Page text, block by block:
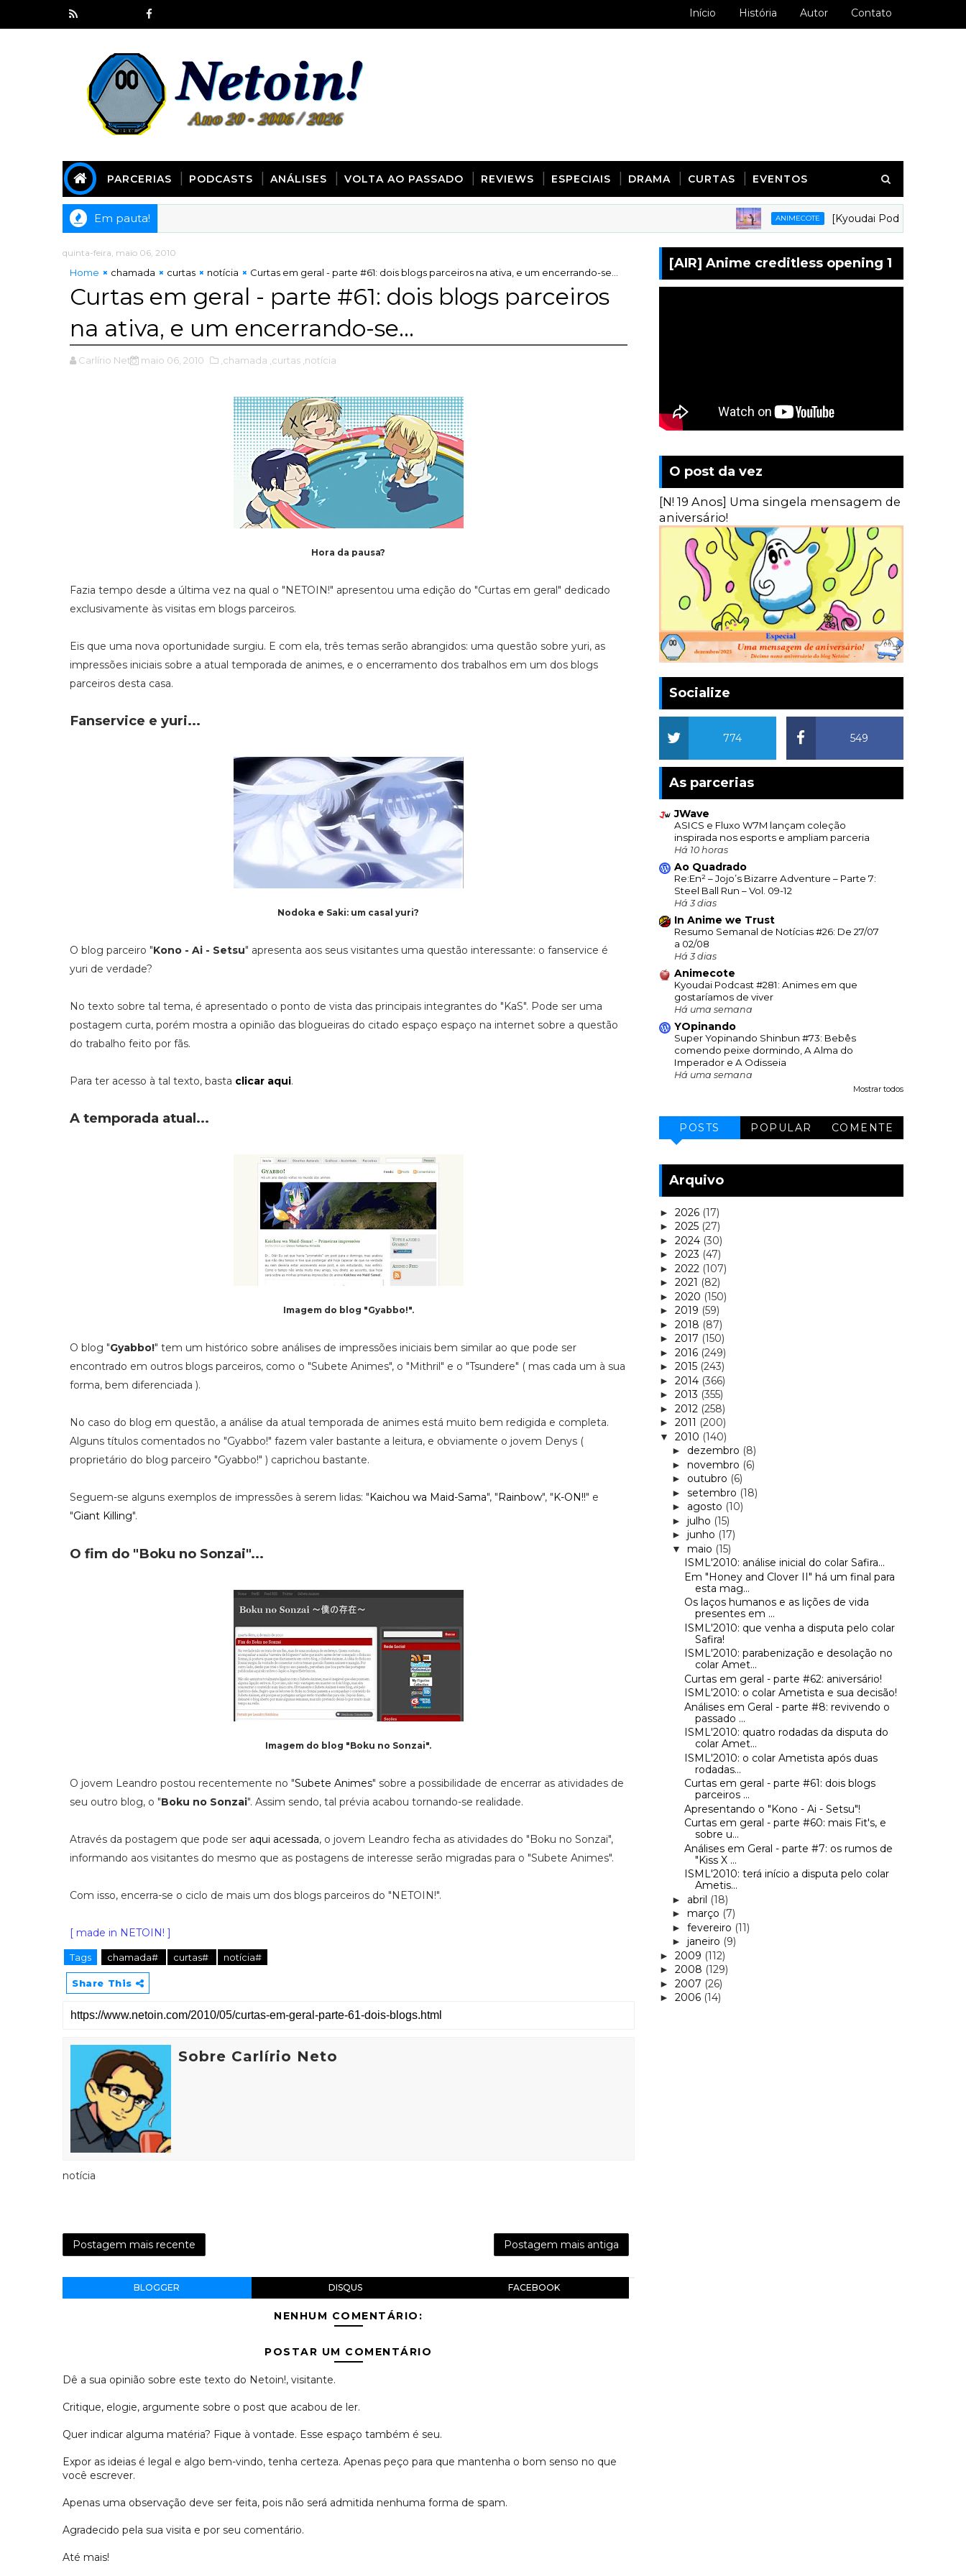
Início História Autor Contato
PARCERIAS PODCASTS ANÁLISES VOLTA AO PASSADO REVIEWS ESPECIAIS DRAMA CURTAS EVENTOS
Em pauta! ANIMECOTE [Kyoudai Podcast 281] Animes
quinta-feira, maio 06, 2010
Home chamada curtas notícia Curtas em geral - parte #61: dois blogs parceiros na ativa, e um encerrando-se...
Curtas em geral - parte #61: dois blogs parceiros
na ativa, e um encerrando-se...
Carlírio Neto maio 06, 2010 ,chamada ,curtas ,notícia
Hora da pausa?
Fazia tempo desde a última vez na qual o "NETOIN!" apresentou uma edição do "Curtas em geral" dedicado
exclusivamente às visitas em blogs parceiros.
Eis que uma nova oportunidade surgiu. E com ela, três temas serão abrangidos: uma questão sobre yuri, as
impressões iniciais sobre a atual temporada de animes, e o encerramento dos trabalhos em um dos blogs
parceiros desta casa.
Fanservice e yuri...
Nodoka e Saki: um casal yuri?
O blog parceiro "Kono - Ai - Setsu" apresenta aos seus visitantes uma questão interessante: o fanservice é
yuri de verdade?
No texto sobre tal tema, é apresentado o ponto de vista das principais integrantes do "KaS". Pode ser uma
postagem curta, porém mostra a opinião das blogueiras do citado espaço espaço na internet sobre a questão
do trabalho feito por fãs.
Para ter acesso à tal texto, basta clicar aqui.
A temporada atual...
Imagem do blog "Gyabbo!".
O blog "Gyabbo!" tem um histórico sobre análises de impressões iniciais bem similar ao que pode ser
encontrado em outros blogs parceiros, como o "Subete Animes", o "Mithril" e o "Tsundere" ( mas cada um à sua
forma, bem diferenciada ).
No caso do blog em questão, a análise da atual temporada de animes está muito bem redigida e completa.
Alguns títulos comentados no "Gyabbo!" fazem valer bastante a leitura, e obviamente o jovem Denys (
proprietário do blog parceiro "Gyabbo!" ) caprichou bastante.
Seguem-se alguns exemplos de impressões à serem lidas: "Kaichou wa Maid-Sama", "Rainbow", "K-ON!!" e
"Giant Killing".
O fim do "Boku no Sonzai"...
Imagem do blog "Boku no Sonzai".
O jovem Leandro postou recentemente no "Subete Animes" sobre a possibilidade de encerrar as atividades de
seu outro blog, o "Boku no Sonzai". Assim sendo, tal prévia acabou tornando-se realidade.
Através da postagem que pode ser aqui acessada, o jovem Leandro fecha as atividades do "Boku no Sonzai",
informando aos visitantes do mesmo que as postagens de interesse serão migradas para o "Subete Animes".
Com isso, encerra-se o ciclo de mais um dos blogs parceiros do "NETOIN!".
[ made in NETOIN! ]
Tags chamada# curtas# notícia#
Share This
Sobre Carlírio Neto
notícia
Postagem mais recente Postagem mais antiga
BLOGGER DISQUS FACEBOOK
NENHUM COMENTÁRIO:
POSTAR UM COMENTÁRIO
Dê a sua opinião sobre este texto do Netoin!, visitante.
Critique, elogie, argumente sobre o post que acabou de ler.
Quer indicar alguma matéria? Fique à vontade. Esse espaço também é seu.
Expor as ideias é legal e algo bem-vindo, tenha certeza. Apenas peço para que mantenha o bom senso no que
você escrever.
Apenas uma observação deve ser feita, pois não será admitida nenhuma forma de spam.
Agradecido pela sua visita e por seu comentário.
Até mais!
[AIR] Anime creditless opening 1
O post da vez
[N! 19 Anos] Uma singela mensagem de
aniversário!
Socialize
549
774
As parcerias
JWave
ASICS e Fluxo W7M lançam coleção
inspirada nos esports e ampliam parceria
Há 10 horas
Ao Quadrado
Re:En² – Jojo’s Bizarre Adventure – Parte 7:
Steel Ball Run – Vol. 09-12
Há 3 dias
In Anime we Trust
Resumo Semanal de Notícias #26: De 27/07
a 02/08
Há 3 dias
Animecote
Kyoudai Podcast #281: Animes em que
gostaríamos de viver
Há uma semana
YOpinando
Super Yopinando Shinbun #73: Bebês
comendo peixe dormindo, A Alma do
Imperador e A Odisseia
Há uma semana
Mostrar todos
POSTS POPULAR COMENTE
Arquivo
► 2026 (17)
► 2025 (27)
► 2024 (30)
► 2023 (47)
► 2022 (107)
► 2021 (82)
► 2020 (150)
► 2019 (59)
► 2018 (87)
► 2017 (150)
► 2016 (249)
► 2015 (243)
► 2014 (366)
► 2013 (355)
► 2012 (258)
► 2011 (200)
▼ 2010 (140)
► dezembro (8)
► novembro (6)
► outubro (6)
► setembro (18)
► agosto (10)
► julho (15)
► junho (17)
▼ maio (15)
ISML'2010: análise inicial do colar Safira...
Em "Honey and Clover II" há um final para
esta mag...
Os laços humanos e as lições de vida
presentes em ...
ISML'2010: que venha a disputa pelo colar
Safira!
ISML'2010: parabenização e desolação no
colar Amet...
Curtas em geral - parte #62: aniversário!
ISML'2010: o colar Ametista e sua decisão!
Análises em Geral - parte #8: revivendo o
passado ...
ISML'2010: quatro rodadas da disputa do
colar Amet...
ISML'2010: o colar Ametista após duas
rodadas...
Curtas em geral - parte #61: dois blogs
parceiros ...
Apresentando o "Kono - Ai - Setsu"!
Curtas em geral - parte #60: mais Fit's, e
sobre u...
Análises em Geral - parte #7: os rumos de
"Kiss X ...
ISML'2010: terá início a disputa pelo colar
Ametis...
► abril (18)
► março (7)
► fevereiro (11)
► janeiro (9)
► 2009 (112)
► 2008 (129)
► 2007 (26)
► 2006 (14)